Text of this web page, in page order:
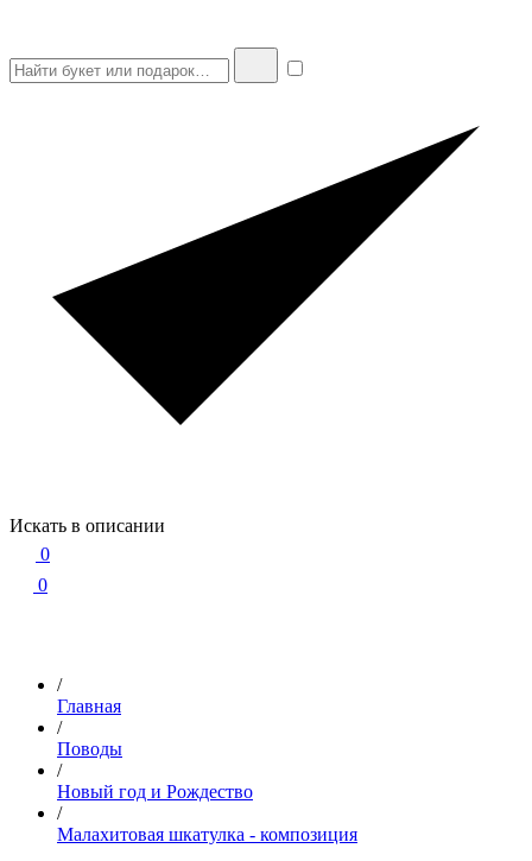
Искать в описании
0
0
/
Главная
/
Поводы
/
Новый год и Рождество
/
Малахитовая шкатулка - композиция